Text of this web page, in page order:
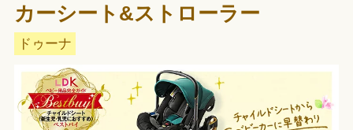
カーシート&ストローラー
ドゥーナ